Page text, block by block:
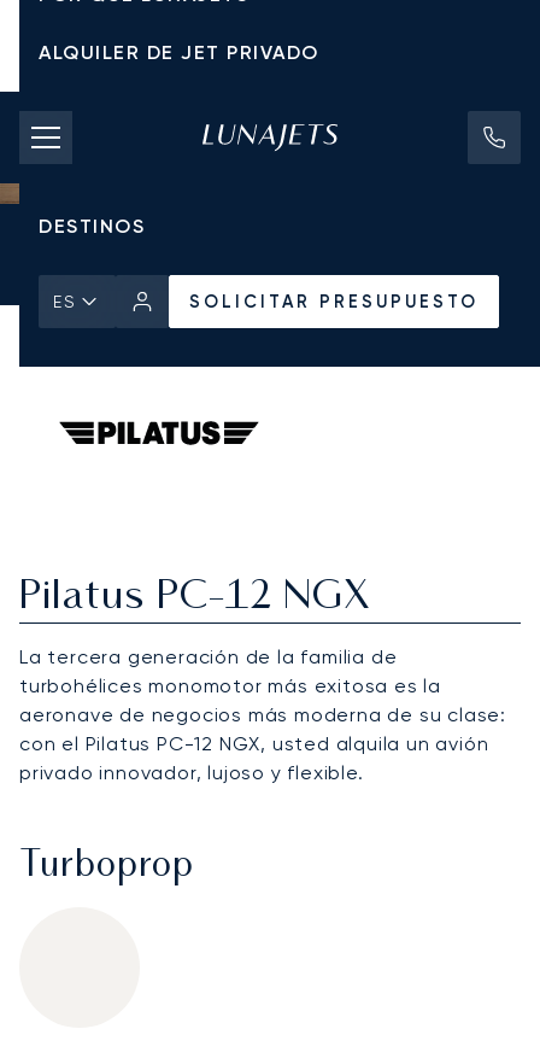
ALQUILER DE JET PRIVADO
TARIFAS DE CHÁRTER
JETS PRIVADOS
DESTINOS
ES SOLICITAR PRESUPUESTO
Pilatus PC-12 NGX
La tercera generación de la familia de
turbohélices monomotor más exitosa es la
aeronave de negocios más moderna de su clase:
con el Pilatus PC-12 NGX, usted alquila un avión
privado innovador, lujoso y flexible.
Turboprop